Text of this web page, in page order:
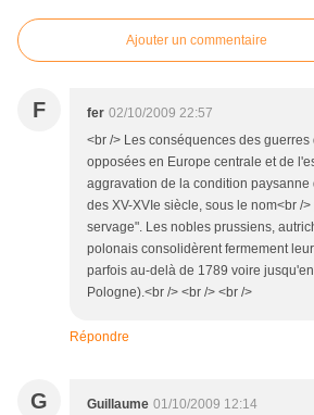
Ajouter un commentaire
F fer 02/10/2009 22:57
<br /> Les conséquences des guerres
opposées en Europe centrale et de
aggravation de la condition paysanne
des XV-XVIe siècle, sous le nom<br /
servage". Les nobles prussiens,
polonais consolidèrent fermement
parfois au-delà de 1789 voire
Pologne).<br /> <br /> <br />
Répondre
G Guillaume 01/10/2009 12:14